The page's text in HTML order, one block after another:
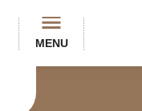
MENU